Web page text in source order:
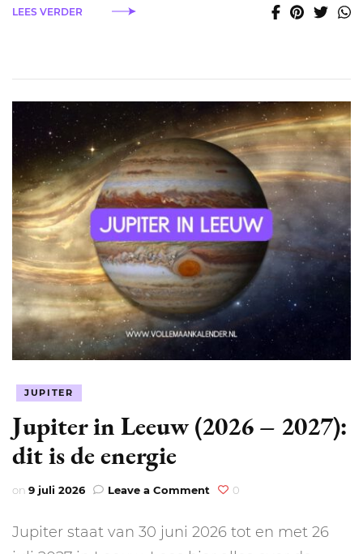
LEES VERDER
JUPITER
Jupiter in Leeuw (2026 – 2027):
dit is de energie
on 9 juli 2026 Leave a Comment on
Leeuw
0
Jupiter staat van 30 juni 2026 tot en met 26